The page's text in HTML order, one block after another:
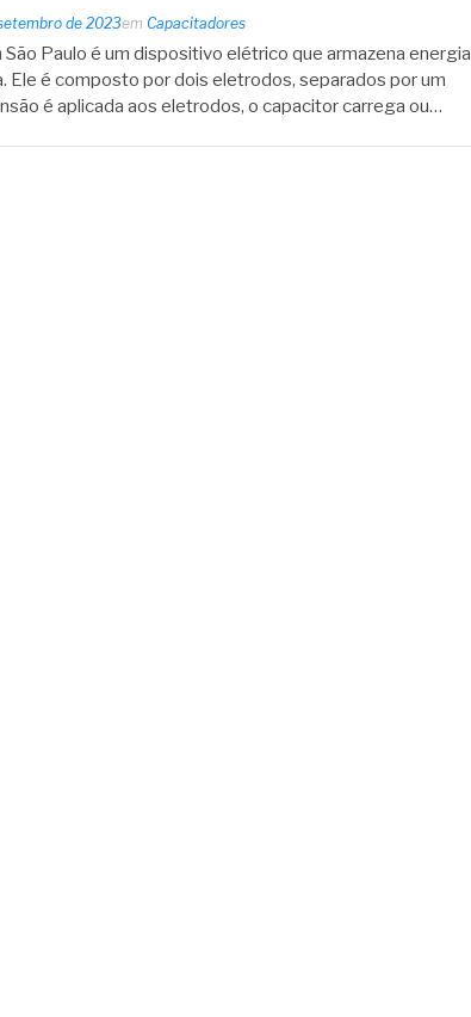
de 2023em Capacitadores
Paulo é um dispositivo elétrico que armazena energia
Ele é composto por dois eletrodos, separados por um
é aplicada aos eletrodos, o capacitor carrega ou…